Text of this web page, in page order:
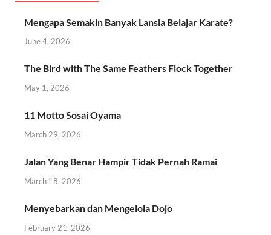
Mengapa Semakin Banyak Lansia Belajar Karate?
June 4, 2026
The Bird with The Same Feathers Flock Together
May 1, 2026
11 Motto Sosai Oyama
March 29, 2026
Jalan Yang Benar Hampir Tidak Pernah Ramai
March 18, 2026
Menyebarkan dan Mengelola Dojo
February 21, 2026